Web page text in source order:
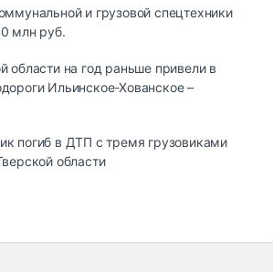
и грузовой спецтехники
млн руб.
области на год раньше привели в
Ильинское-Хованское –
погиб в ДТП с тремя грузовиками
области